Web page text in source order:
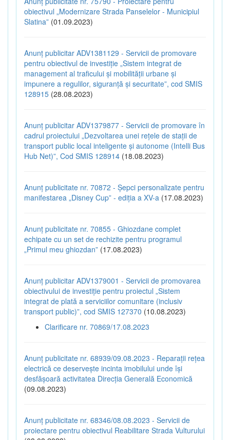
obiectivul „Modernizare Strada Panselelor - Municipiul
Slatina” (01.09.2023)
Anunț publicitar ADV1381129 - Servicii de promovare
pentru obiectivul de investiție „Sistem integrat de
management al traficului și mobilității urbane și
impunere a regulilor, siguranță și securitate”, cod SMIS
128915 (28.08.2023)
Anunț publicitar ADV1379877 - Servicii de promovare în
cadrul proiectului „Dezvoltarea unei rețele de stații de
transport public local inteligente și autonome (Intelli Bus
Hub Net)”, Cod SMIS 128914 (18.08.2023)
Anunț publicitate nr. 70872 - Șepci personalizate pentru
manifestarea „Disney Cup” - ediția a XV-a (17.08.2023)
Anunț publicitate nr. 70855 - Ghiozdane complet
echipate cu un set de rechizite pentru programul
„Primul meu ghiozdan” (17.08.2023)
Anunț publicitar ADV1379001 - Servicii de promovarea
obiectivului de investiție pentru proiectul „Sistem
integrat de plată a serviciilor comunitare (inclusiv
transport public)”, cod SMIS 127370 (10.08.2023)
Clarificare nr. 70869/17.08.2023
Anunț publicitate nr. 68939/09.08.2023 - Reparații rețea
electrică ce deservește incinta imobilului unde își
desfășoară activitatea Direcția Generală Economică
(09.08.2023)
Anunț publicitate nr. 68346/08.08.2023 - Servicii de
proiectare pentru obiectivul Reabilitare Strada Vulturului